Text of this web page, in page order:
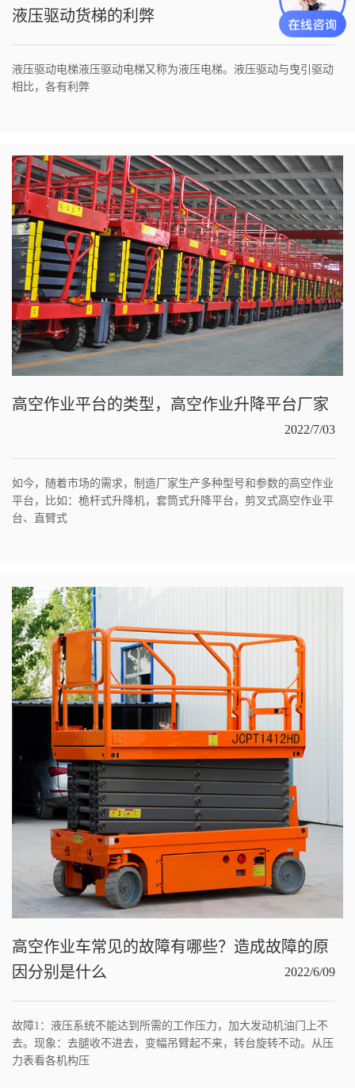
液压驱动货梯的利弊 2023/4/20
​液压驱动电梯液压驱动电梯又称为液压电梯。液压驱动与曳引驱动
相比，各有利弊
高空作业平台的类型，高空作业升降平台厂家
2022/7/03
如今，随着市场的需求，制造厂家生产多种型号和参数的高空作业
平台，比如：桅杆式升降机，套筒式升降平台，剪叉式高空作业平
台、直臂式
高空作业车常见的故障有哪些？造成故障的原
因分别是什么
2022/6/09
故障1：液压系统不能达到所需的工作压力，加大发动机油门上不
去。现象：去腿收不进去，变幅吊臂起不来，转台旋转不动。从压
力表看各机构压